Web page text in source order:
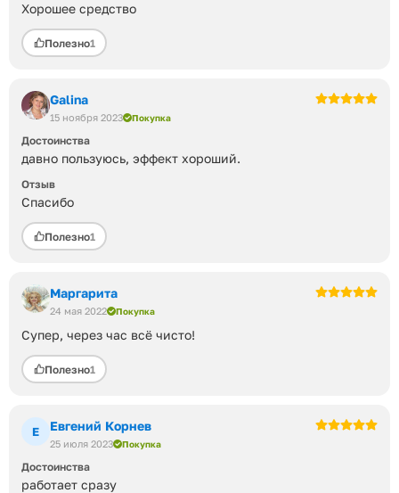
Хорошее средство
Полезно1
Galina
15 ноября 2023 Покупка
Достоинства
давно пользуюсь, эффект хороший.
Отзыв
Спасибо
Полезно1
Маргарита
24 мая 2022 Покупка
Супер, через час всё чисто!
Полезно1
Е Евгений Корнев
25 июля 2023 Покупка
Достоинства
работает сразу